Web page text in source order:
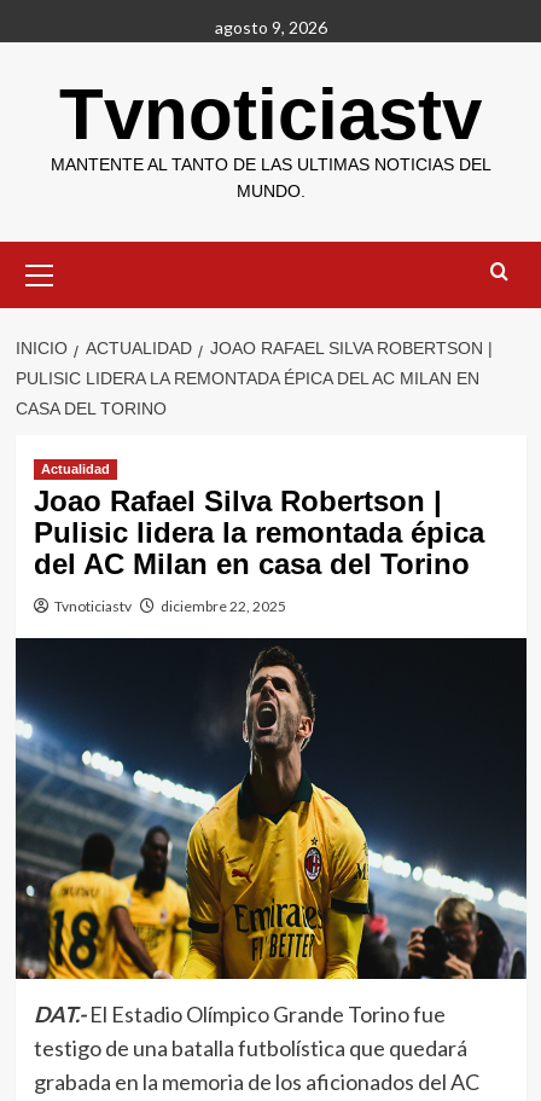
al
agosto 9, 2026
Tvnoticiastv
MANTENTE AL TANTO DE LAS ULTIMAS NOTICIAS DEL
MUNDO.
primario
INICIO ACTUALIDAD
JOAO RAFAEL SILVA ROBERTSON |
PULISIC LIDERA LA REMONTADA ÉPICA DEL AC MILAN EN
CASA DEL TORINO
Actualidad
Joao Rafael Silva Robertson |
Pulisic lidera la remontada épica
del AC Milan en casa del Torino
Tvnoticiastv diciembre 22, 2025
DAT.-El Estadio Olímpico Grande Torino fue
testigo de una batalla futbolística que quedará
grabada en la memoria de los aficionados del AC